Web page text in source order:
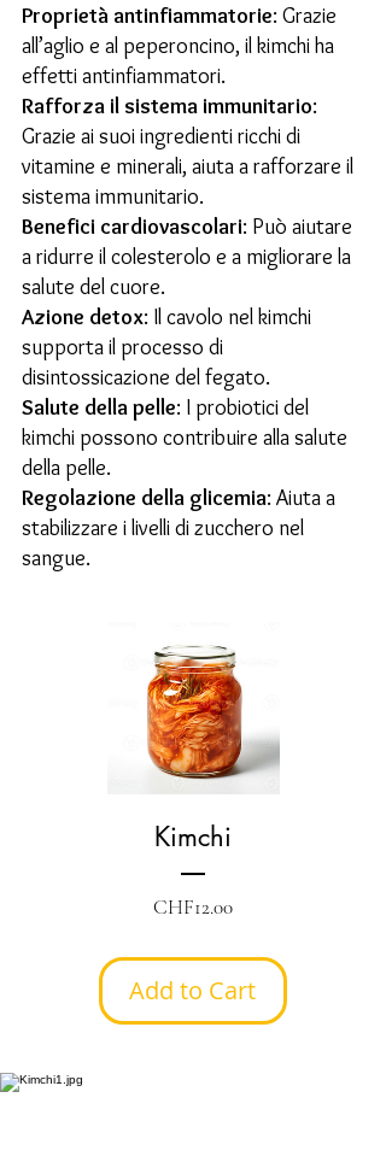
Proprietà antinfiammatorie: Grazie
all’aglio e al peperoncino, il kimchi ha
effetti antinfiammatori.
Rafforza il sistema immunitario:
Grazie ai suoi ingredienti ricchi di
vitamine e minerali, aiuta a rafforzare il
sistema immunitario.
Benefici cardiovascolari: Può aiutare
a ridurre il colesterolo e a migliorare la
salute del cuore.
Azione detox: Il cavolo nel kimchi
supporta il processo di
disintossicazione del fegato.
Salute della pelle: I probiotici del
kimchi possono contribuire alla salute
della pelle.
Regolazione della glicemia: Aiuta a
stabilizzare i livelli di zucchero nel
sangue.
Kimchi
CHF12.00Price
Add to Cart